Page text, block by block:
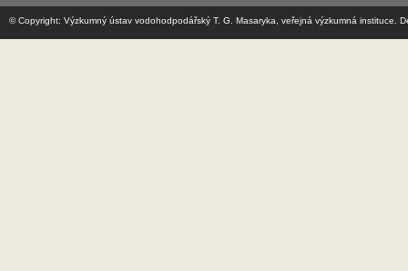
© Copyright: Výzkumný ústav vodohodpodářský T. G. Masaryka, veřejná výzkumná instituce.